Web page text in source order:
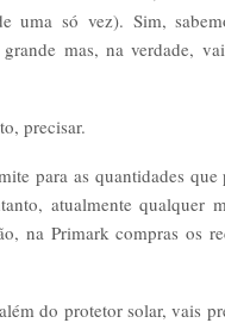
uma só vez). Sim,
mas, na verdade,
precisar.
para as quantidades
atualmente qualquer
na Primark compras os
do protetor solar, vais